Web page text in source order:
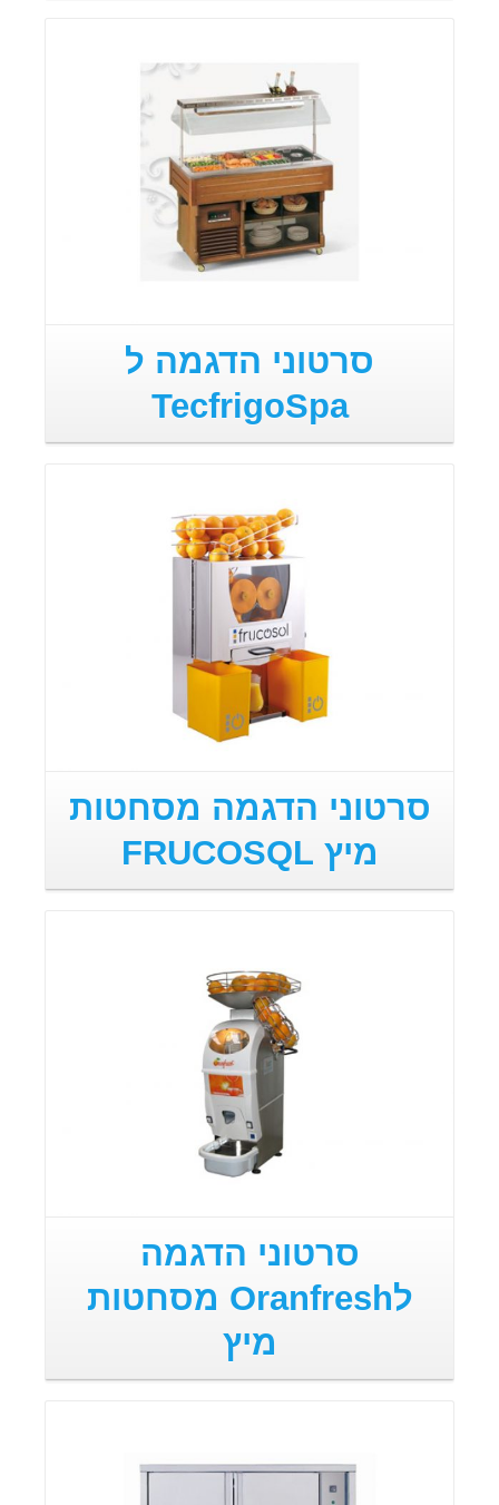
סרטוני הדגמה ל
TecfrigoSpa
סרטוני הדגמה מסחטות
מיץ FRUCOSQL
סרטוני הדגמה
לOranfresh מסחטות
מיץ